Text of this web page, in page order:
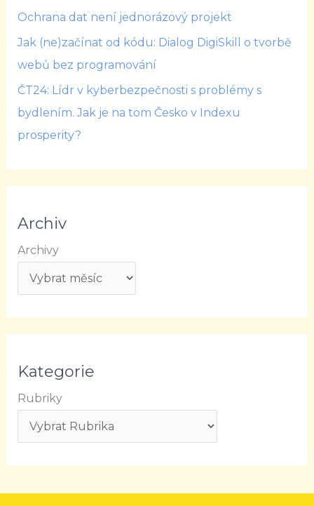
Ochrana dat není jednorázový projekt
Jak (ne)začínat od kódu: Dialog DigiSkill o tvorbě
webů bez programování
ČT24: Lídr v kyberbezpečnosti s problémy s
bydlením. Jak je na tom Česko v Indexu
prosperity?
Archiv
Archivy
Kategorie
Rubriky